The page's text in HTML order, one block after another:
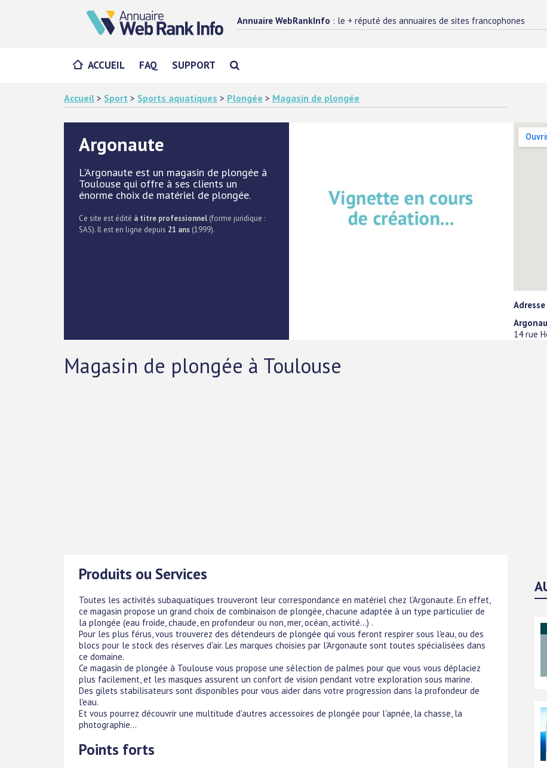
Annuaire WebRankInfo : le + réputé des annuaires de sites francophones
ACCUEIL FAQ SUPPORT
Accueil > Sport > Sports aquatiques > Plongée > Magasin de plongée
Argonaute
L'Argonaute est un magasin de plongée à
Toulouse qui offre à ses clients un
énorme choix de matériel de plongée.
Ce site est édité à titre professionnel (forme juridique :
SAS). Il est en ligne depuis 21 ans (1999).
14 rue
Magasin de plongée à Toulouse
Produits ou Services
Toutes les activités subaquatiques trouveront leur correspondance en matériel chez l'Argonaute. En effet,
ce magasin propose un grand choix de combinaison de plongée, chacune adaptée à un type particulier de
la plongée (eau froide, chaude, en profondeur ou non, mer, océan, activité...) .
Pour les plus férus, vous trouverez des détendeurs de plongée qui vous feront respirer sous l'eau, ou des
blocs pour le stock des réserves d'air. Les marques choisies par l'Argonaute sont toutes spécialisées dans
ce domaine.
Ce magasin de plongée à Toulouse vous propose une sélection de palmes pour que vous vous déplaciez
plus facilement, et les masques assurent un confort de vision pendant votre exploration sous marine.
Des gilets stabilisateurs sont disponibles pour vous aider dans votre progression dans la profondeur de
l'eau.
Et vous pourrez découvrir une multitude d'autres accessoires de plongée pour l'apnée, la chasse, la
photographie...
Points forts